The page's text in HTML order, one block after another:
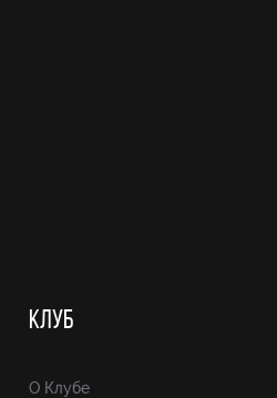
КЛУБ
О Клубе